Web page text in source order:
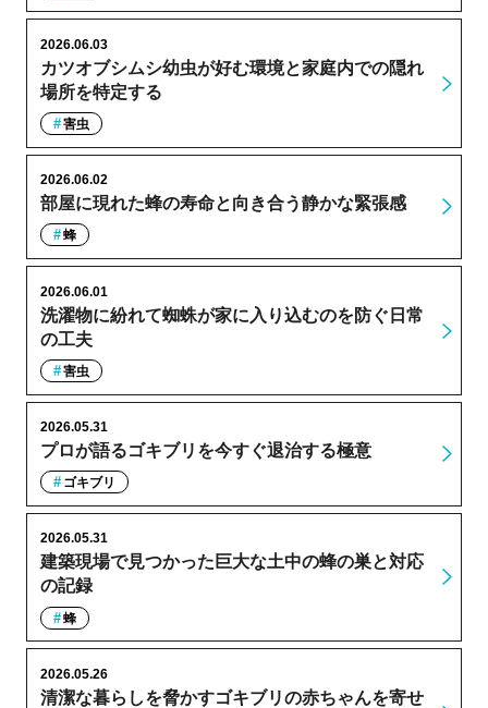
カツオブシムシ幼虫が好む環境と家庭内での隠れ
場所を特定する
2026.06.03
害虫
部屋に現れた蜂の寿命と向き合う静かな緊張感
2026.06.02
蜂
洗濯物に紛れて蜘蛛が家に入り込むのを防ぐ日常
の工夫
2026.06.01
害虫
プロが語るゴキブリを今すぐ退治する極意
2026.05.31
ゴキブリ
建築現場で見つかった巨大な土中の蜂の巣と対応
の記録
2026.05.31
蜂
清潔な暮らしを脅かすゴキブリの赤ちゃんを寄せ
2026.05.26